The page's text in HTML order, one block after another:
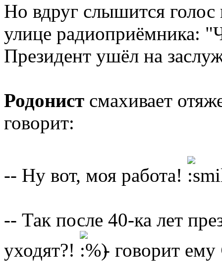
Но вдруг слышится голос
улице радиоприёмника:
Президент ушёл на
Родонист смахивает
говорит:
-- Ну вот, моя работа!
-- Так после 40-ка лет
уходят?!
- говорит ему